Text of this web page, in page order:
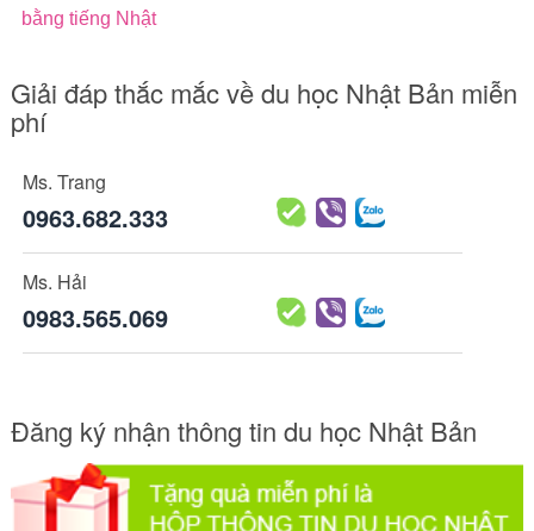
bằng tiếng Nhật
Giải đáp thắc mắc về du học Nhật Bản miễn
phí
Ms. Trang
0963.682.333
Ms. Hải
0983.565.069
Đăng ký nhận thông tin du học Nhật Bản